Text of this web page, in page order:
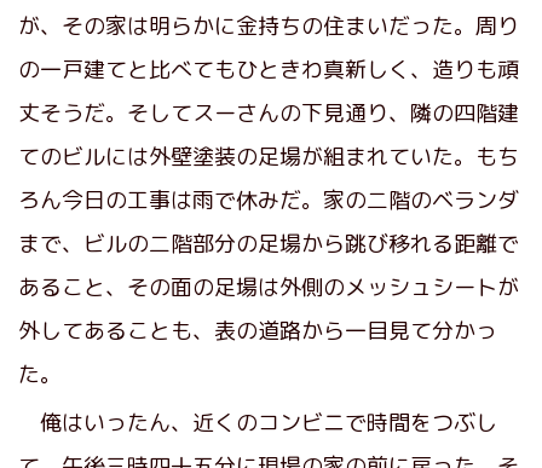
が、その家は明らかに金持ちの住まいだった。周り
の一戸建てと比べてもひときわ真新しく、造りも頑
丈そうだ。そしてスーさんの下見通り、隣の四階建
てのビルには外壁塗装の足場が組まれていた。もち
ろん今日の工事は雨で休みだ。家の二階のベランダ
まで、ビルの二階部分の足場から跳び移れる距離で
あること、その面の足場は外側のメッシュシートが
外してあることも、表の道路から一目見て分かっ
た。
俺はいったん、近くのコンビニで時間をつぶし